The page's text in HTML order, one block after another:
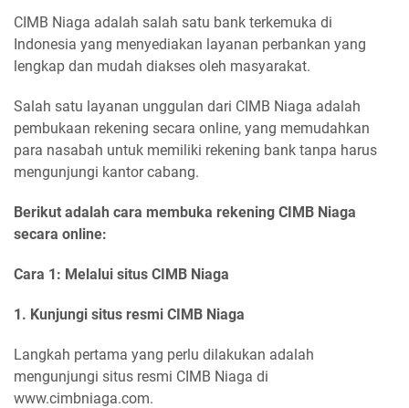
CIMB Niaga adalah salah satu bank terkemuka di
Indonesia yang menyediakan layanan perbankan yang
lengkap dan mudah diakses oleh masyarakat.
Salah satu layanan unggulan dari CIMB Niaga adalah
pembukaan rekening secara online, yang memudahkan
para nasabah untuk memiliki rekening bank tanpa harus
mengunjungi kantor cabang.
Berikut adalah cara membuka rekening CIMB Niaga
secara online:
Cara 1: Melalui situs CIMB Niaga
1. Kunjungi situs resmi CIMB Niaga
Langkah pertama yang perlu dilakukan adalah
mengunjungi situs resmi CIMB Niaga di
www.cimbniaga.com.